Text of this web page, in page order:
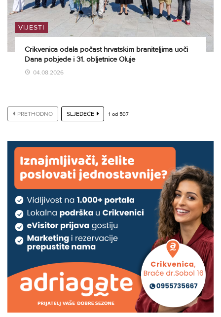
VIJESTI
Crikvenica odala počast hrvatskim braniteljima uoči
Dana pobjede i 31. obljetnice Oluje
04.08.2026
PRETHODNO SLJEDEĆE 1 od 507